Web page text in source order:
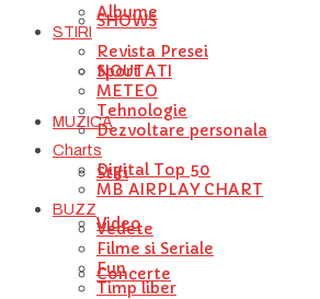
SHOWS
NOUTATI
MUZICA
Stiri
Video
Concerte
Albume
STIRI
Revista Presei
Sport
METEO
Tehnologie
Dezvoltare personala
Charts
Digital Top 50
MB AIRPLAY CHART
BUZZ
Vedete
Filme si Seriale
Fun
Timp liber